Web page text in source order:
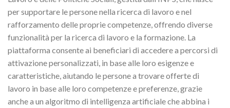
per supportare le persone nella ricerca di lavoro e nel
rafforzamento delle proprie competenze, offrendo diverse
funzionalità per la ricerca di lavoro e la formazione. La
piattaforma consente ai beneficiari di accedere a percorsi di
attivazione personalizzati, in base alle loro esigenze e
caratteristiche, aiutando le persone a trovare offerte di
lavoro in base alle loro competenze e preferenze, grazie
anche a un algoritmo di intelligenza artificiale che abbina i